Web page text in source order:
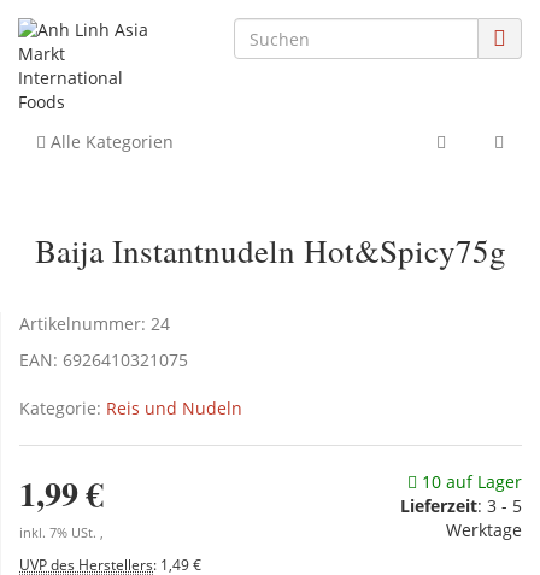
Alle Kategorien
Baija Instantnudeln Hot&Spicy75g
Artikelnummer: 24
EAN: 6926410321075
Kategorie: Reis und Nudeln
1,99 €
inkl. 7% USt. ,
UVP des Herstellers: 1,49 €
10 auf Lager
Lieferzeit: 3 - 5
Werktage